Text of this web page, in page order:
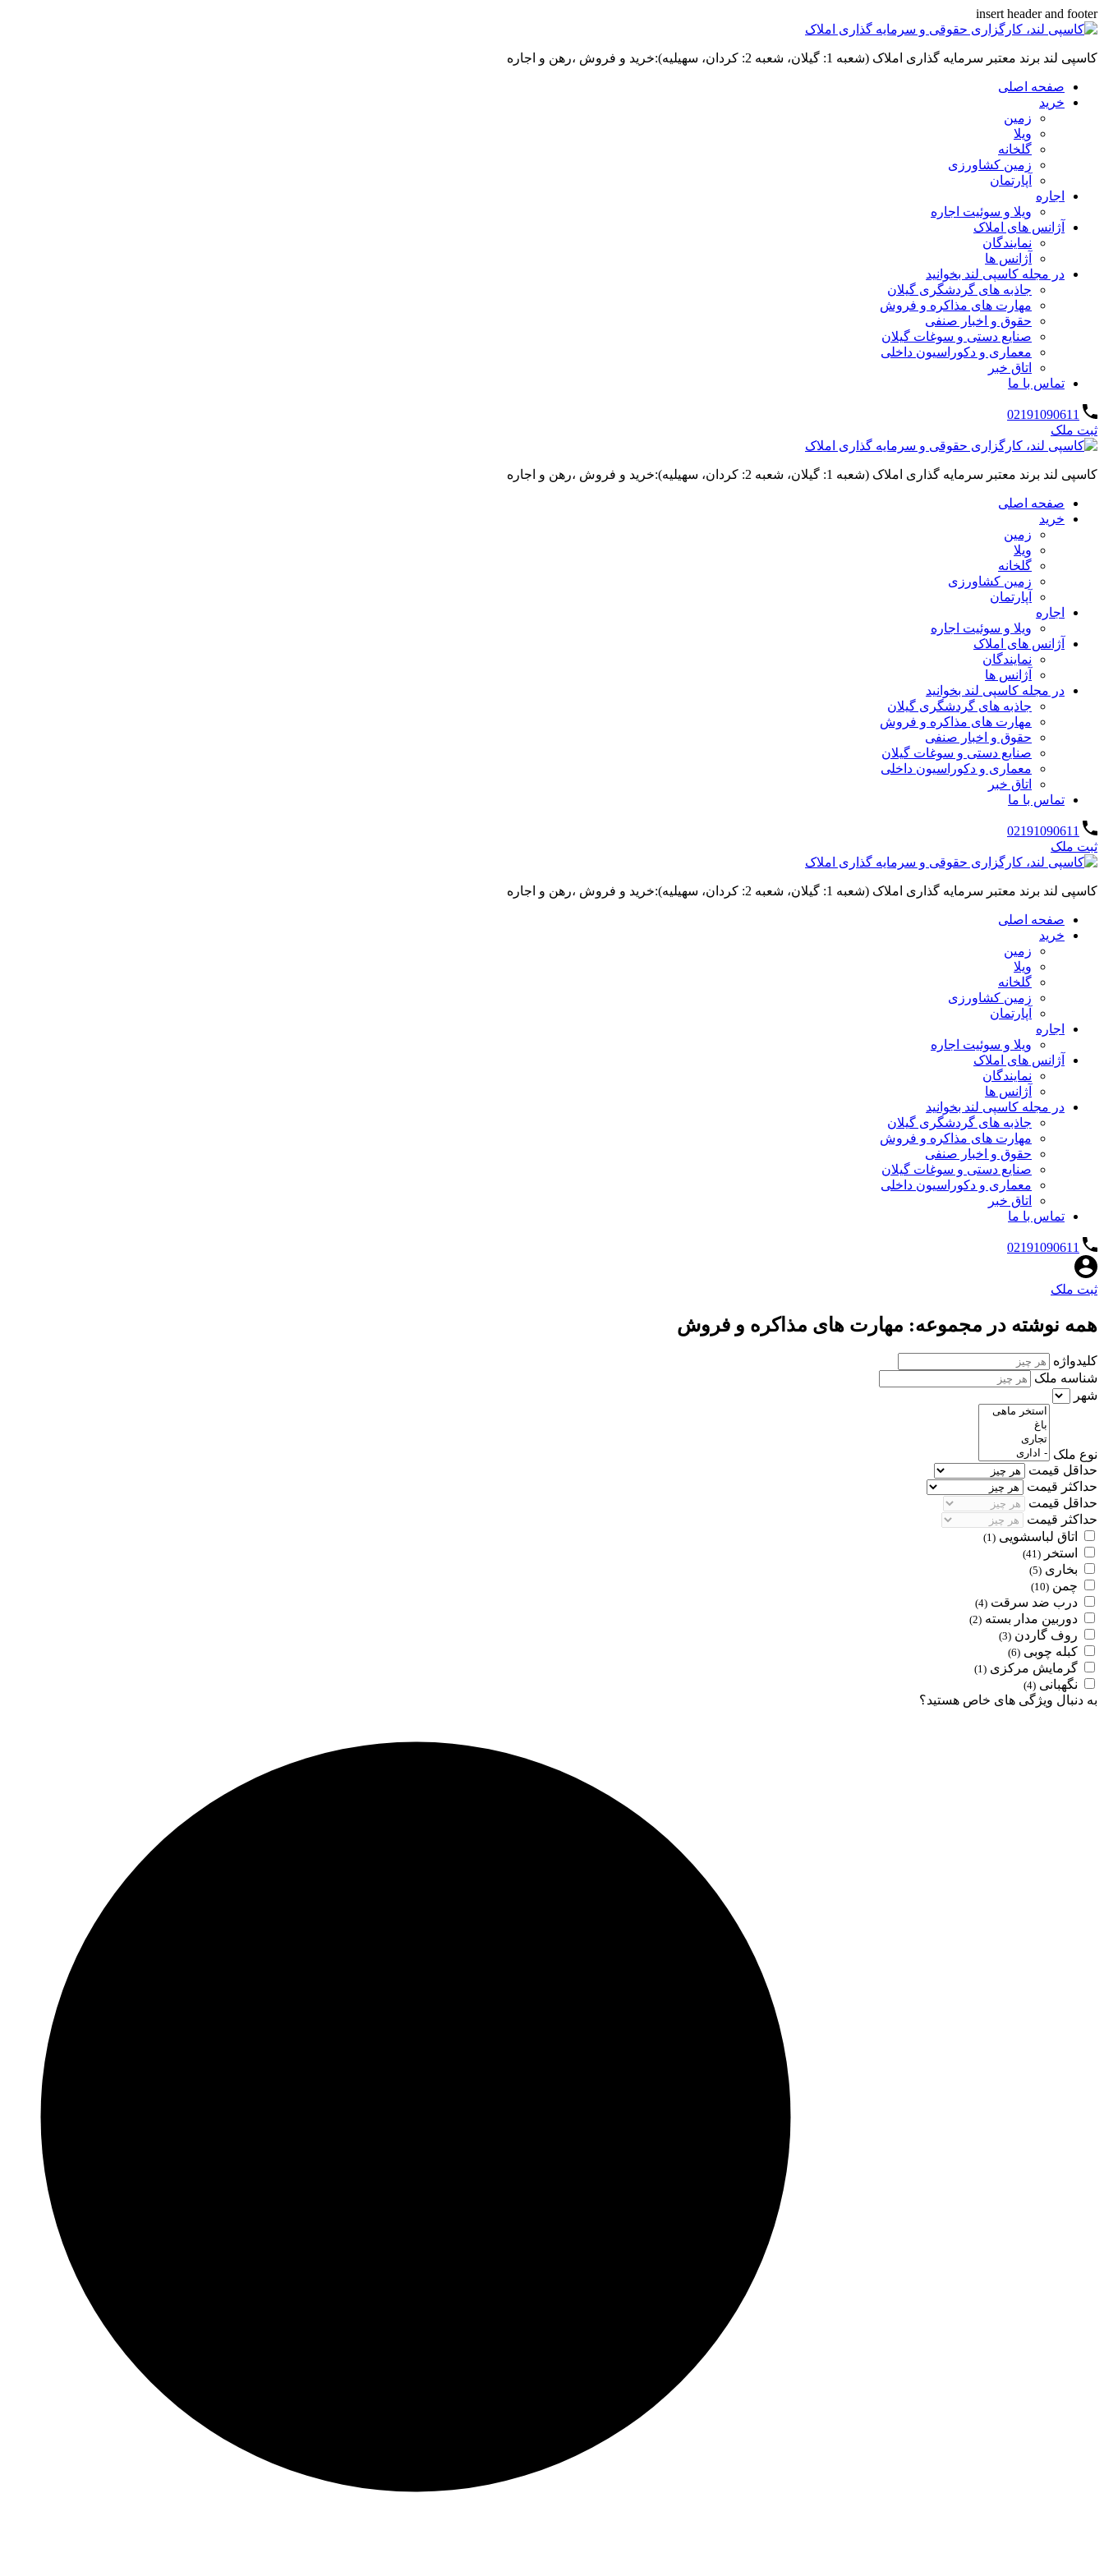
insert header and footer
کاسپی لند برند معتبر سرمایه گذاری املاک (شعبه 1: گیلان، شعبه 2: کردان، سهیلیه):خرید و فروش ،رهن و اجاره
صفحه اصلی
خرید
زمین
ویلا
گلخانه
زمین کشاورزی
آپارتمان
اجاره
ویلا و سوئیت اجاره
آژانس های املاک
نمایندگان
آژانس ها
در مجله کاسپی لند بخوانید
جاذبه های گردشگری گیلان
مهارت های مذاکره و فروش
حقوق و اخبار صنفی
صنایع دستی و سوغات گیلان
معماری و دکوراسیون داخلی
اتاق خبر
تماس با ما
02191090611
ثبت ملک
کاسپی لند برند معتبر سرمایه گذاری املاک (شعبه 1: گیلان، شعبه 2: کردان، سهیلیه):خرید و فروش ،رهن و اجاره
صفحه اصلی
خرید
زمین
ویلا
گلخانه
زمین کشاورزی
آپارتمان
اجاره
ویلا و سوئیت اجاره
آژانس های املاک
نمایندگان
آژانس ها
در مجله کاسپی لند بخوانید
جاذبه های گردشگری گیلان
مهارت های مذاکره و فروش
حقوق و اخبار صنفی
صنایع دستی و سوغات گیلان
معماری و دکوراسیون داخلی
اتاق خبر
تماس با ما
02191090611
ثبت ملک
کاسپی لند برند معتبر سرمایه گذاری املاک (شعبه 1: گیلان، شعبه 2: کردان، سهیلیه):خرید و فروش ،رهن و اجاره
صفحه اصلی
خرید
زمین
ویلا
گلخانه
زمین کشاورزی
آپارتمان
اجاره
ویلا و سوئیت اجاره
آژانس های املاک
نمایندگان
آژانس ها
در مجله کاسپی لند بخوانید
جاذبه های گردشگری گیلان
مهارت های مذاکره و فروش
حقوق و اخبار صنفی
صنایع دستی و سوغات گیلان
معماری و دکوراسیون داخلی
اتاق خبر
تماس با ما
02191090611
ثبت ملک
همه نوشته در مجموعه: مهارت های مذاکره و فروش
کلیدواژه
شناسه ملک
شهر
نوع ملک
حداقل قیمت
حداکثر قیمت
حداقل قیمت
حداکثر قیمت
اتاق لباسشویی (1)
استخر (41)
بخاری (5)
چمن (10)
درب ضد سرقت (4)
دوربین مدار بسته (2)
روف گاردن (3)
کبله چوبی (6)
گرمایش مرکزی (1)
نگهبانی (4)
به دنبال ویژگی های خاص هستید؟